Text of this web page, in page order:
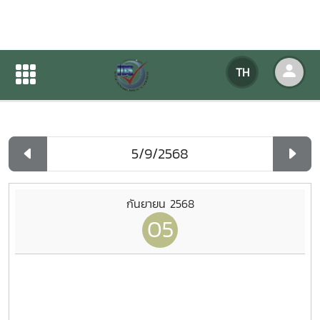
TH
ปฏิทินกิจกรรมของหน่วยงาน
ปฏิทินกิจกรรมของหน่วยงาน
กันยายน 2568
05